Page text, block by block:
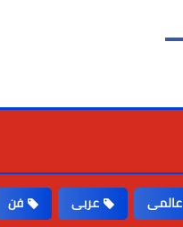
عالمى عربى فن